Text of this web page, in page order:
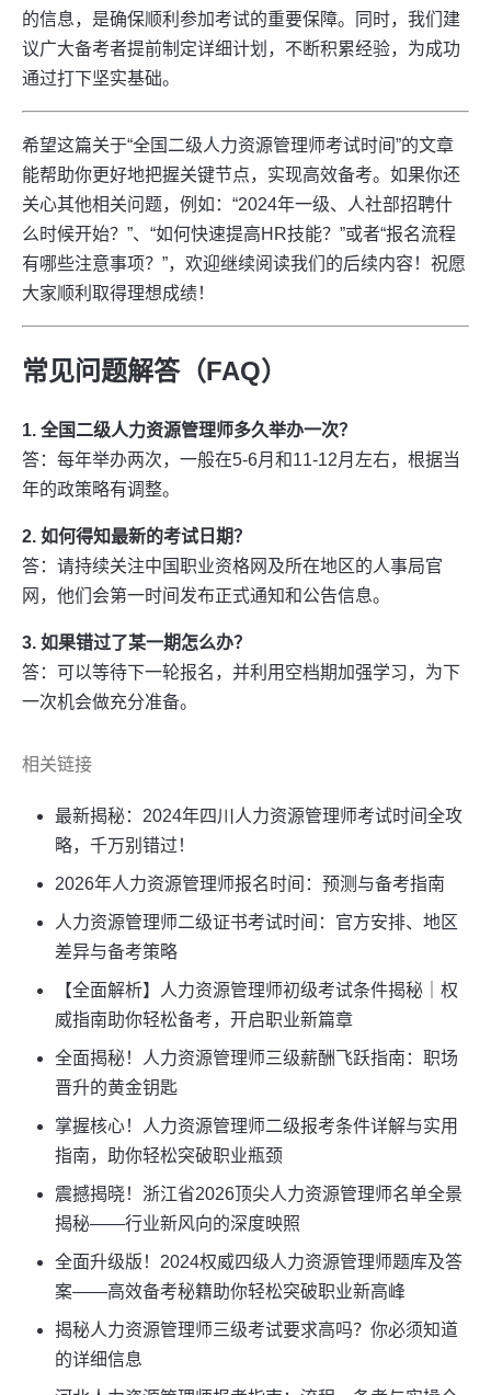
的信息，是确保顺利参加考试的重要保障。同时，我们建
议广大备考者提前制定详细计划，不断积累经验，为成功
通过打下坚实基础。
希望这篇关于“全国二级人力资源管理师考试时间”的文章
能帮助你更好地把握关键节点，实现高效备考。如果你还
关心其他相关问题，例如：“2024年一级、人社部招聘什
么时候开始？”、“如何快速提高HR技能？”或者“报名流程
有哪些注意事项？”，欢迎继续阅读我们的后续内容！祝愿
大家顺利取得理想成绩！
常见问题解答（FAQ）
1. 全国二级人力资源管理师多久举办一次？
答：每年举办两次，一般在5-6月和11-12月左右，根据当
年的政策略有调整。
2. 如何得知最新的考试日期？
答：请持续关注中国职业资格网及所在地区的人事局官
网，他们会第一时间发布正式通知和公告信息。
3. 如果错过了某一期怎么办？
答：可以等待下一轮报名，并利用空档期加强学习，为下
一次机会做充分准备。
相关链接
最新揭秘：2024年四川人力资源管理师考试时间全攻
略，千万别错过！
2026年人力资源管理师报名时间：预测与备考指南
人力资源管理师二级证书考试时间：官方安排、地区
差异与备考策略
【全面解析】人力资源管理师初级考试条件揭秘｜权
威指南助你轻松备考，开启职业新篇章
全面揭秘！人力资源管理师三级薪酬飞跃指南：职场
晋升的黄金钥匙
掌握核心！人力资源管理师二级报考条件详解与实用
指南，助你轻松突破职业瓶颈
震撼揭晓！浙江省2026顶尖人力资源管理师名单全景
揭秘——行业新风向的深度映照
全面升级版！2024权威四级人力资源管理师题库及答
案——高效备考秘籍助你轻松突破职业新高峰
揭秘人力资源管理师三级考试要求高吗？你必须知道
的详细信息